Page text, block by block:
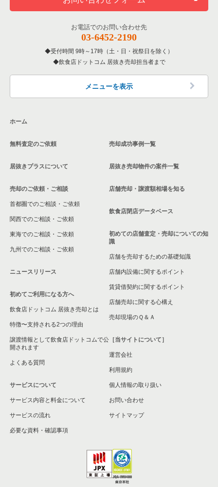
お電話でのお問い合わせ先
03-6452-2190
受付時間 9時～17時（土・日・祝祭日を除く）
飲食店ドットコム 居抜き売却担当者まで
メニューを表示
ホーム
無料査定のご依頼
居抜きプラスについて
売却のご依頼・ご相談
首都圏でのご相談・ご依頼
関西でのご相談・ご依頼
東海でのご相談・ご依頼
九州でのご相談・ご依頼
ニュースリリース
初めてご利用になる方へ
飲食店ドットコム 居抜き売却とは
特徴〜支持される2つの理由
譲渡情報として飲食店ドットコムで公
開されます
よくある質問
サービスについて
サービス内容と料金について
サービスの流れ
必要な資料・確認事項
売却成功事例一覧
居抜き売却物件の案件一覧
店舗売却・譲渡額相場を知る
飲食店閉店データベース
初めての店舗査定・売却についての知
識
店舗を売却するための基礎知識
店舗内設備に関するポイント
賃貸借契約に関するポイント
店舗売却に関する心構え
売却現場のＱ＆Ａ
［当サイトについて］
運営会社
利用規約
個人情報の取り扱い
お問い合わせ
サイトマップ